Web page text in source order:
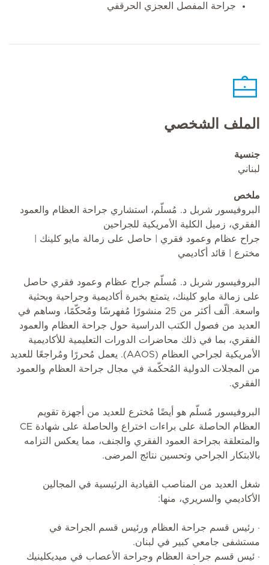
جراحة المفصل العجزي الحرقفي
الملف الشخصي
جنسية
لبناني
ملخص
البروفيسور شربل د. مُسلّم، استشاري جراحة العظام والعمود
الفقري، زميل الكلية الأمريكية للجراحين
جراح عظام وعمود فقري | حاصل على زمالة مايو كلينك |
مخترع | قائد أكاديمي
البروفيسور شربل د. مُسلّم جراح عظام وعمود فقري حاصل
على زمالة مايو كلينك، يتمتع بخبرة أكاديمية وجراحية وبحثية
واسعة. ألّف أكثر من 25 منشورًا مُفهرسًا ومُحكّمًا، وساهم في
العديد من فصول الكتب الدراسية حول جراحة العظام والعمود
الفقري، بما في ذلك محاضرات الدورات التعليمية للأكاديمية
الأمريكية لجراحي العظام (AAOS). يعمل مُحررًا ومُراجعًا للعديد
من المجلات الدولية المُحكّمة في مجال جراحة العظام والعمود
الفقري.
البروفيسور مُسلّم هو أيضًا مُخترع للعديد من أجهزة تقويم
العظام الحاصلة على براءات اختراع والحاصلة على شهادة CE
والمتعلقة بجراحة العمود الفقري والجنف، مما يعكس التزامه
بالابتكار الجراحي وتحسين نتائج المرضى.
شغل العديد من المناصب القيادية الرئيسية في المجالين
الأكاديمي والسريري، منها:
· رئيس قسم جراحة العظام ورئيس قسم الجراحة في
مستشفى جامعي كبير في لبنان.
· ئيس قسم جراحة العظام وجراحة الأعصاب في ميديكلينيك